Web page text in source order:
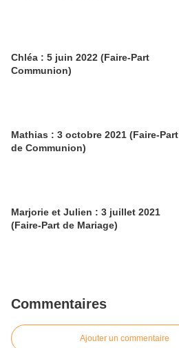
Chléa : 5 juin 2022 (Faire-Part
Communion)
Mathias : 3 octobre 2021 (Faire-Part
de Communion)
Marjorie et Julien : 3 juillet 2021
(Faire-Part de Mariage)
Commentaires
Ajouter un commentaire